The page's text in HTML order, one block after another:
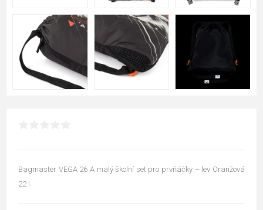
Bagmaster VEGA 26 A malý školní set pro prvňáčky – lev Oranžová
22 l